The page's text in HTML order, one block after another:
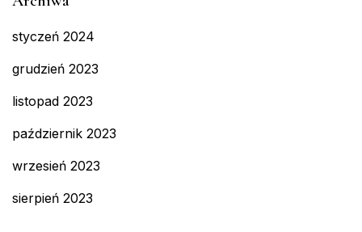
styczeń 2024
grudzień 2023
listopad 2023
październik 2023
wrzesień 2023
sierpień 2023